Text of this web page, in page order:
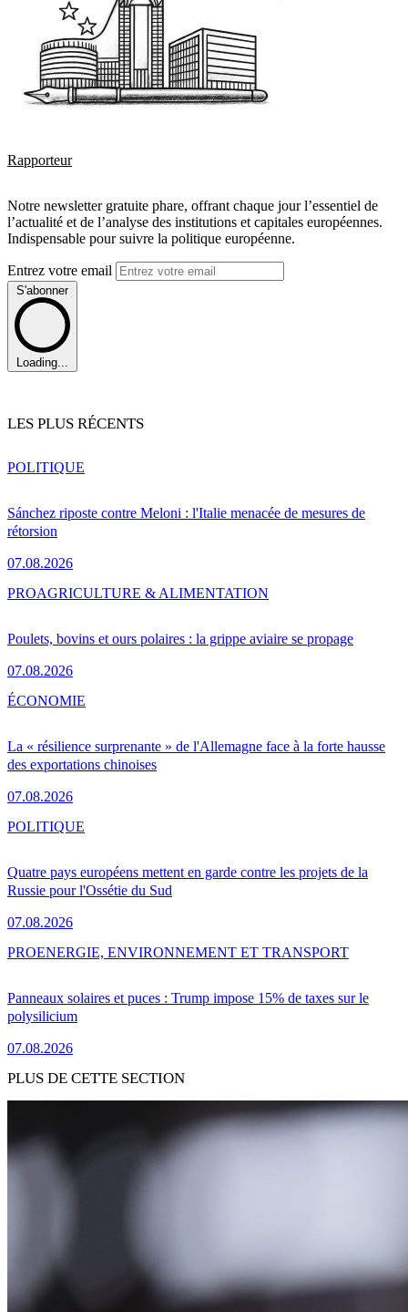
Rapporteur
Notre newsletter gratuite phare, offrant chaque jour l’essentiel de
l’actualité et de l’analyse des institutions et capitales européennes.
Indispensable pour suivre la politique européenne.
Entrez votre email
S'abonner
Loading...
LES PLUS RÉCENTS
Sánchez riposte contre Meloni : l'Italie menacée de mesures de
rétorsion
07.08.2026
POLITIQUE
Poulets, bovins et ours polaires : la grippe aviaire se propage
07.08.2026
PROAGRICULTURE & ALIMENTATION
La « résilience surprenante » de l'Allemagne face à la forte hausse
des exportations chinoises
07.08.2026
ÉCONOMIE
Quatre pays européens mettent en garde contre les projets de la
Russie pour l'Ossétie du Sud
07.08.2026
POLITIQUE
Panneaux solaires et puces : Trump impose 15% de taxes sur le
polysilicium
07.08.2026
PROENERGIE, ENVIRONNEMENT ET TRANSPORT
PLUS DE CETTE SECTION